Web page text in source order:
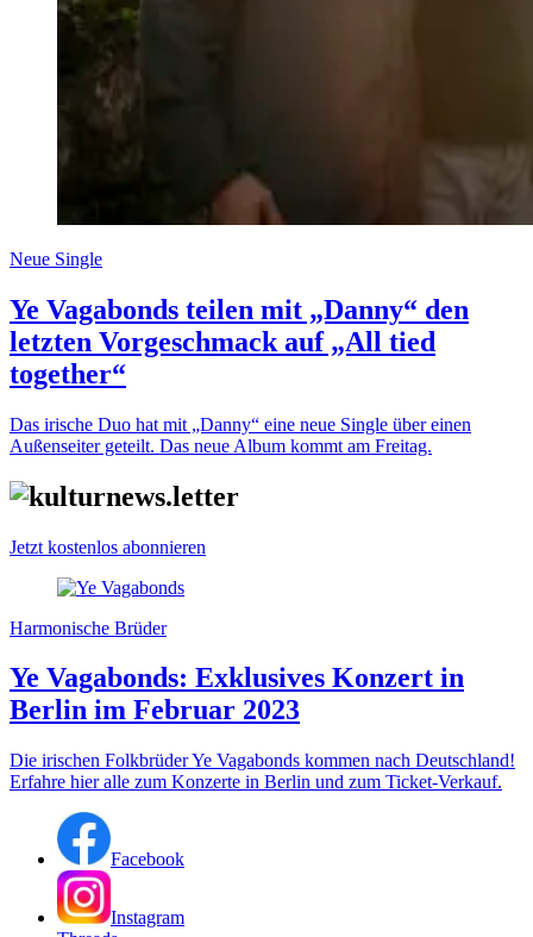
Neue Single
Ye Vagabonds teilen mit „Danny“ den
letzten Vorgeschmack auf „All tied
together“
Das irische Duo hat mit „Danny“ eine neue Single über einen
Außenseiter geteilt. Das neue Album kommt am Freitag.
Jetzt kostenlos abonnieren
Harmonische Brüder
Ye Vagabonds: Exklusives Konzert in
Berlin im Februar 2023
Die irischen Folkbrüder Ye Vagabonds kommen nach Deutschland!
Erfahre hier alle zum Konzerte in Berlin und zum Ticket-Verkauf.
Facebook
Instagram